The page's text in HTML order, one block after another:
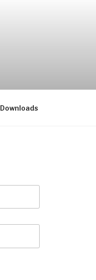
Downloads